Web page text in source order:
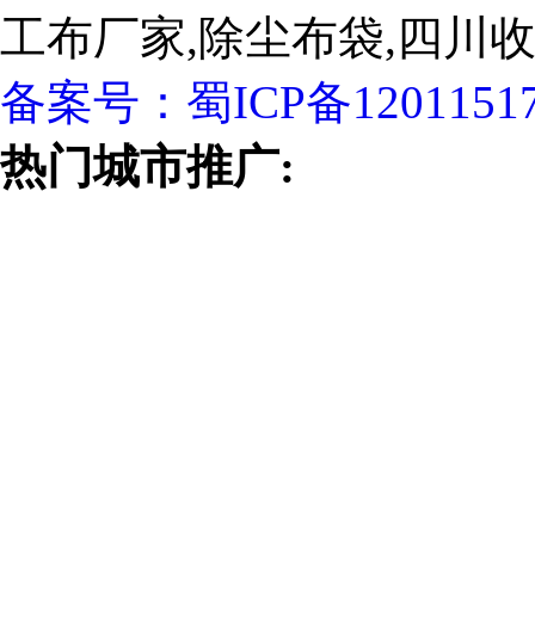
工布厂家,除尘布袋,四川
备案号： 蜀ICP备
热门城市推广: